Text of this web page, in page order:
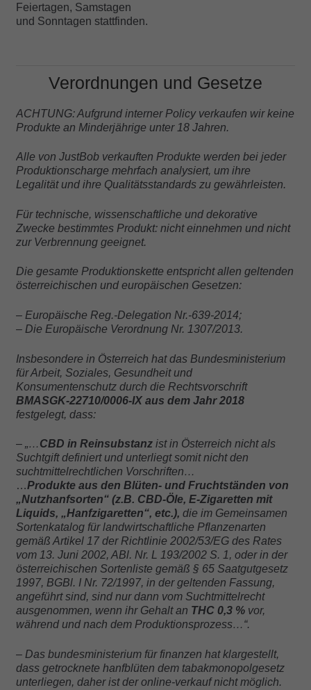
Feiertagen, Samstagen
und Sonntagen stattfinden.
Verordnungen und Gesetze
ACHTUNG: Aufgrund interner Policy verkaufen wir keine
Produkte an Minderjährige unter 18 Jahren.
Alle von JustBob verkauften Produkte werden bei jeder
Produktionscharge mehrfach analysiert, um ihre
Legalität und ihre Qualitätsstandards zu gewährleisten.
Für technische, wissenschaftliche und dekorative
Zwecke bestimmtes Produkt: nicht einnehmen und nicht
zur Verbrennung geeignet.
Die gesamte Produktionskette entspricht allen geltenden
österreichischen und europäischen Gesetzen:
– Europäische Reg.-Delegation Nr.-639-2014;
– Die Europäische Verordnung Nr. 1307/2013.
Insbesondere in Österreich hat das Bundesministerium
für Arbeit, Soziales, Gesundheit und
Konsumentenschutz durch die Rechtsvorschrift
BMASGK-22710/0006-IX aus dem Jahr 2018
festgelegt, dass:
– „… CBD in Reinsubstanzist in Österreich nicht als
Suchtgift definiert und unterliegt somit nicht den
suchtmittelrechtlichen Vorschriften…
…Produkte aus den Blüten- und Fruchtständen von
„Nutzhanfsorten“ (z.B. CBD-Öle, E-Zigaretten mit
Liquids, „Hanfzigaretten“, etc.), die im Gemeinsamen
Sortenkatalog für landwirtschaftliche Pflanzenarten
gemäß Artikel 17 der Richtlinie 2002/53/EG des Rates
vom 13. Juni 2002, ABl. Nr. L 193/2002 S. 1, oder in der
österreichischen Sortenliste gemäß § 65 Saatgutgesetz
1997, BGBl. I Nr. 72/1997, in der geltenden Fassung,
angeführt sind, sind nur dann vom Suchtmittelrecht
ausgenommen, wenn ihr Gehalt an THC 0,3 %vor,
während und nach dem Produktionsprozess…“.
– Das bundesministerium für finanzen hat klargestellt,
dass getrocknete hanfblüten dem tabakmonopolgesetz
unterliegen, daher ist der online-verkauf nicht möglich.